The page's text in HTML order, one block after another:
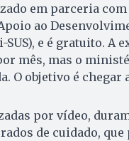
em parceria
ao
SUS), e é gratuito. A
mês, mas o
O objetivo é
por vídeo,
de cuidado,